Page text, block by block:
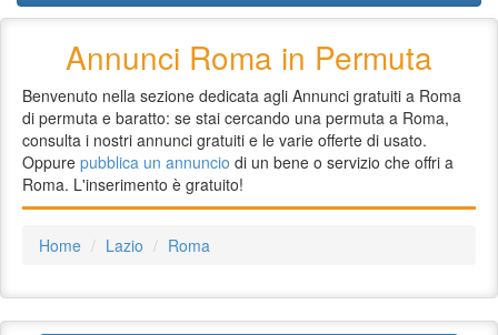
Annunci Roma in Permuta
Benvenuto nella sezione dedicata agli Annunci gratuiti a Roma
di permuta e baratto: se stai cercando una permuta a Roma,
consulta i nostri annunci gratuiti e le varie offerte di usato.
Oppure pubblica un annuncio di un bene o servizio che offri a
Roma. L'inserimento è gratuito!
Home Lazio Roma